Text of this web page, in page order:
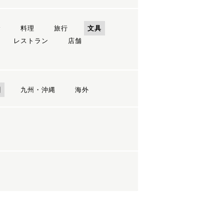
料理 旅行
文具
レストラン
店舗
九州・沖縄 海外